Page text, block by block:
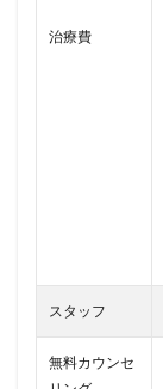
治療費
スタッフ
無料カウンセ